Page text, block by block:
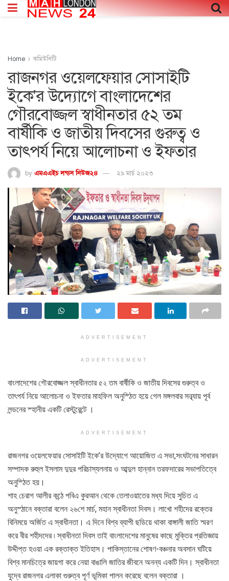
Home কমিউনিটি
রাজনগর ওয়েলফেয়ার সোসাইটি
ইকে’র উদ্যোগে বাংলাদেশের
গৌরবোজ্জল স্বাধীনতার ৫২ তম
বার্ষীকি ও জাতীয় দিবসের গুরুত্ব ও
তাৎপর্য নিয়ে আলোচনা ও ইফতার
by এমএএইচ লন্ডন নিউজ২৪ ২৯ মার্চ ২০২৩
ADVERTISEMENT
ADVERTISEMENT
বাংলাদেশের গৌরবোজ্জল স্বাধীনতার ৫২ তম বার্ষীকি ও জাতীয় দিবসের গুরুত্ব ও
তাৎপর্য নিয়ে আলোচনা ও ইফতার মাহফিল অনুস্ঠিত হয়ে গেল মঙ্গলবার সন্ব্যায় পূর্ব
লন্ডনের স্হানীয় একটি রেস্টুরেন্টে ।
ADVERTISEMENT
রাজনগর ওয়েলফেয়ার সোসাইটি ইকে’র উদ্যোগে আয়োজিত এ সভা,সংঘটনের সাধারন
সম্পাদক রুহুল ইসলাম দুদুর পরিচাস্যলনায় ও আব্দুল হান্নান তরফদারের সভাপতিত্বে
অনুস্ঠিত হয়।
শাহ চেরাগ আলীর কন্ঠে পবিএ কুরআন থেকে তেলাওয়াতের মধ্য দিয়ে সুচিত এ
অনুস্ঠানে বক্তারা বলেন ২৬শে মার্চ, মহান স্বাধীনতা দিবস। লাখো শহীদের রক্তের
বিনিময়ে অর্জিত এ স্বাধীনতা। এ দিনে বিশ্ব ব্যাপী ছডিয়ে থাকা বাঙ্গালী জাতি স্মরণ
করে বীর শহীদদের ৷ স্বাধীনতা দিবস তাই বাংলাদেশের মানুষের কাছে মুক্তির প্রতিজ্ঞায়
উদ্দীপ্ত হওয়া এক রক্তাক্ত ইতিহাস। পাকিস্তানের শোষণ-বঞ্চনার অবসান ঘটিয়ে
বিশ্ব মানচিত্রে জায়গা করে নেয়া বাঙালি জাতির জীবনে অনন্য একটি দিন। স্বাধীনতা
যুদ্বে রাজনগর এলাকা গুরুত্ব পূর্ণ ভূমিকা পালন করেছে বলেন বক্তারা ।